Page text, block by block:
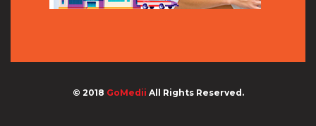
© 2018 GoMedii All Rights Reserved.